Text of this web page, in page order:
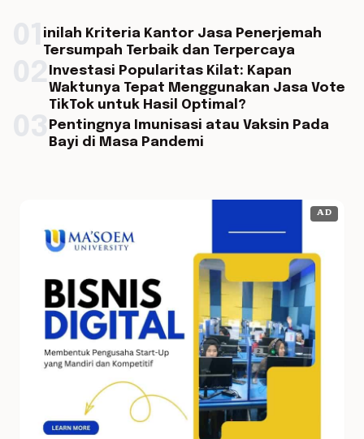
inilah Kriteria Kantor Jasa Penerjemah
Tersumpah Terbaik dan Terpercaya
Investasi Popularitas Kilat: Kapan
Waktunya Tepat Menggunakan Jasa Vote
TikTok untuk Hasil Optimal?
Pentingnya Imunisasi atau Vaksin Pada
Bayi di Masa Pandemi
AD